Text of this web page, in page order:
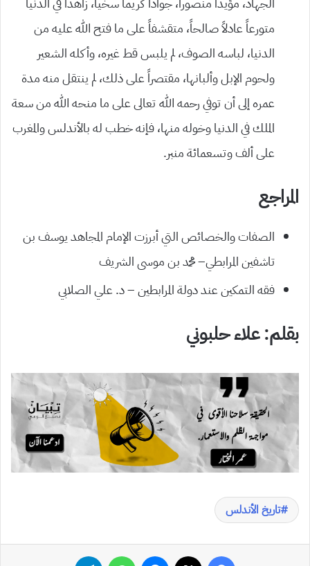
متورعاً عادلاً صالحاً، متقشفاً على ما فتح الله عليه من
الدنيا، لباسه الصوف، لم يلبس قط غيره، وأكله الشعير
ولحوم الإبل وألبانها، مقتصراً على ذلك، لم ينتقل منه مدة
عمره إلى أن توفي رحمه الله تعالى على ما منحه الله من سعة
الملك في الدنيا وخوله منها، فإنه خطب له بالأندلس والمغرب
على ألف وتسعمائة منبر.
المراجع
الصفات والخصائص التي أبرزت الإمام المجاهد يوسف بن
تاشفين المرابطي– محمد بن موسى الشريف
فقه التمكين عند دولة المرابطين – د. علي الصلابي
بقلم: علاء حلبوني
تاريخ الأندلس
فيسبوك ماسنجر واتساب